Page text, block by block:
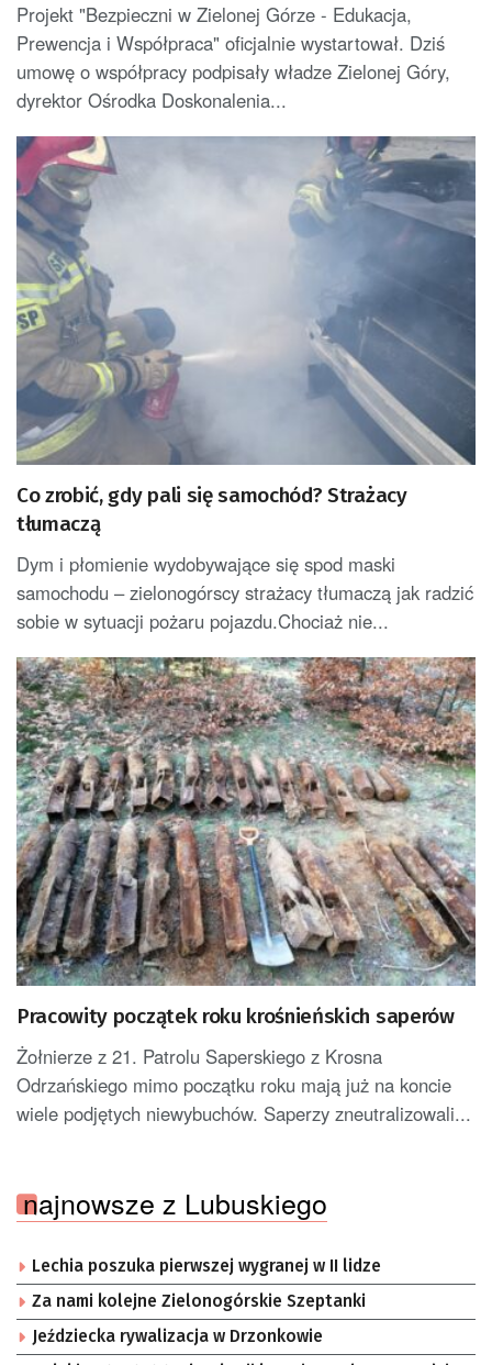
Projekt "Bezpieczni w Zielonej Górze - Edukacja,
Prewencja i Współpraca" oficjalnie wystartował. Dziś
umowę o współpracy podpisały władze Zielonej Góry,
dyrektor Ośrodka Doskonalenia...
Co zrobić, gdy pali się samochód? Strażacy
tłumaczą
Dym i płomienie wydobywające się spod maski
samochodu – zielonogórscy strażacy tłumaczą jak radzić
sobie w sytuacji pożaru pojazdu.Chociaż nie...
Pracowity początek roku krośnieńskich saperów
Żołnierze z 21. Patrolu Saperskiego z Krosna
Odrzańskiego mimo początku roku mają już na koncie
wiele podjętych niewybuchów. Saperzy zneutralizowali...
najnowsze z Lubuskiego
Lechia poszuka pierwszej wygranej w II lidze
Za nami kolejne Zielonogórskie Szeptanki
Jeździecka rywalizacja w Drzonkowie